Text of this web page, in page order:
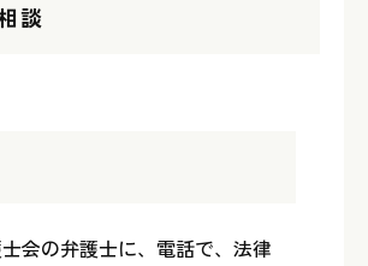
談
会の弁護士に、電話で、法律